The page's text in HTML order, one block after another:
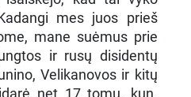
mes juos prieš
mane suėmus prie
ir rusų disidentų
Velikanovos ir kitų
net 17 tomų, kun.